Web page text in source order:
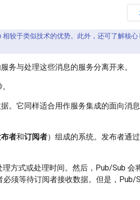
较于类似技术的优势。此外，还可了解核
务与处理这些消息的服务分离开来。
。它同样适合用作服务集成的面向消
者和订阅者）组成的系统。发布者通
方式或处理时间。然后，Pub/Sub 会
须等待订阅者接收数据。但是，Pub/